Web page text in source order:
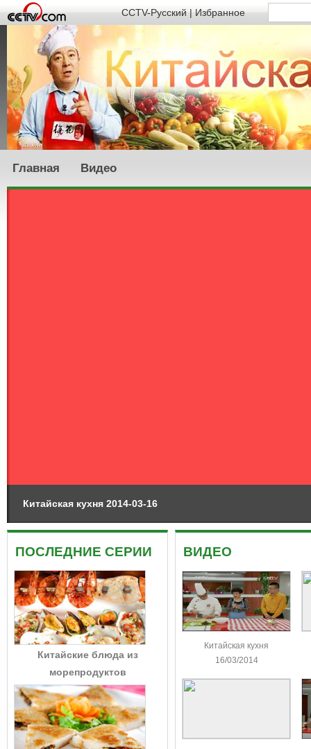
CCTV-Русский|Избранное
Главная Видео
Китайская кухня 2014-03-16
ПОСЛЕДНИЕ СЕРИИ
更多
Китайские блюда из
морепродуктов
ВИДЕО
Китайская кухня
16/03/2014